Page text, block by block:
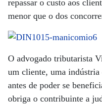
repassar o custo aos
menor que o dos
O advogado tributarista
um cliente, uma indústria
antes de poder se
obriga o contribuinte a